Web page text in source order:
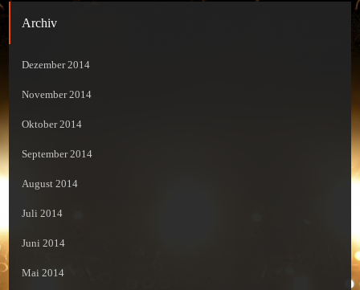
Archiv
Dezember 2014
November 2014
Oktober 2014
September 2014
August 2014
Juli 2014
Juni 2014
Mai 2014